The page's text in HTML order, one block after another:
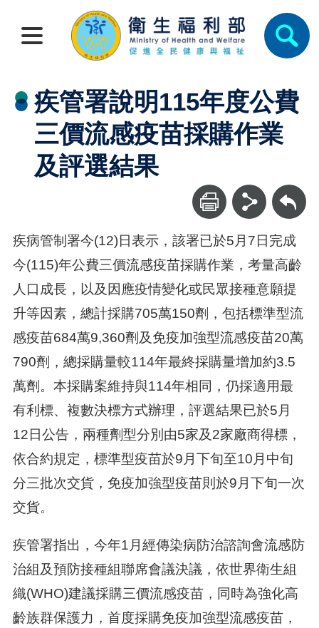
疾管署說明115年度公費
三價流感疫苗採購作業
及評選結果
回上一頁
疾病管制署今(12)日表示，該署已於5月7日完成
今(115)年公費三價流感疫苗採購作業，考量高齡
人口成長，以及因應疫情變化或民眾接種意願提
升等因素，總計採購705萬150劑，包括標準型流
感疫苗684萬9,360劑及免疫加強型流感疫苗20萬
790劑，總採購量較114年最終採購量增加約3.5
萬劑。本採購案維持與114年相同，仍採適用最
有利標、複數決標方式辦理，評選結果已於5月
12日公告，兩種劑型分別由5家及2家廠商得標，
依合約規定，標準型疫苗於9月下旬至10月中旬
分三批次交貨，免疫加強型疫苗則於9月下旬一次
交貨。
疾管署指出，今年1月經傳染病防治諮詢會流感防
治組及預防接種組聯席會議決議，依世界衛生組
織(WHO)建議採購三價流感疫苗，同時為強化高
齡族群保護力，首度採購免疫加強型流感疫苗，